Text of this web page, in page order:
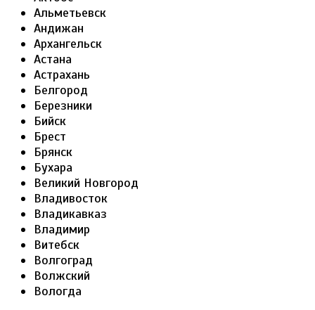
Альметьевск
Андижан
Архангельск
Астана
Астрахань
Белгород
Березники
Бийск
Брест
Брянск
Бухара
Великий Новгород
Владивосток
Владикавказ
Владимир
Витебск
Волгоград
Волжский
Вологда